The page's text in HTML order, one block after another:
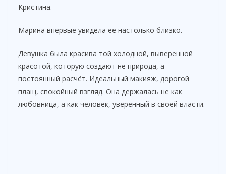
Кристина.
Марина впервые увидела её настолько близко.
Девушка была красива той холодной, выверенной
красотой, которую создают не природа, а
постоянный расчёт. Идеальный макияж, дорогой
плащ, спокойный взгляд. Она держалась не как
любовница, а как человек, уверенный в своей власти.